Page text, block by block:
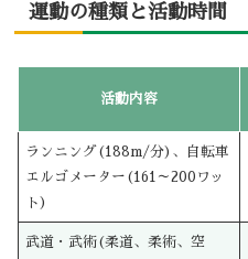
運動の種類と活動時間
活動内容
ランニング(188m/分)、自転車
エルゴメーター(161～200ワッ
ト)
武道・武術(柔道、柔術、空